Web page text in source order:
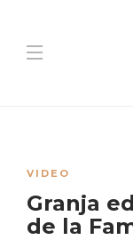
VIDEO
Granja
de la